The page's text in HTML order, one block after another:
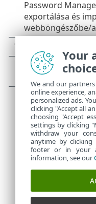
Your
We and our
online experience,
personalized ads.
clicking "Accept all
choosing "Accept
settings by clicking
withdraw your
anytime by
footer or in your
information, see our